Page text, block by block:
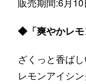
◆「爽やかレモ
ざくっと香ば
レモンアイシ